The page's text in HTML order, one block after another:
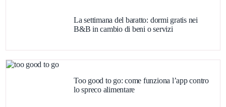
La settimana del baratto: dormi gratis nei
B&B in cambio di beni o servizi
Too good to go: come funziona l’app contro
lo spreco alimentare